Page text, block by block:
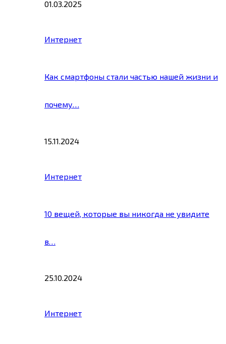
01.03.2025
Интернет
Как смартфоны стали частью нашей жизни и
почему…
15.11.2024
Интернет
10 вещей, которые вы никогда не увидите
в…
25.10.2024
Интернет